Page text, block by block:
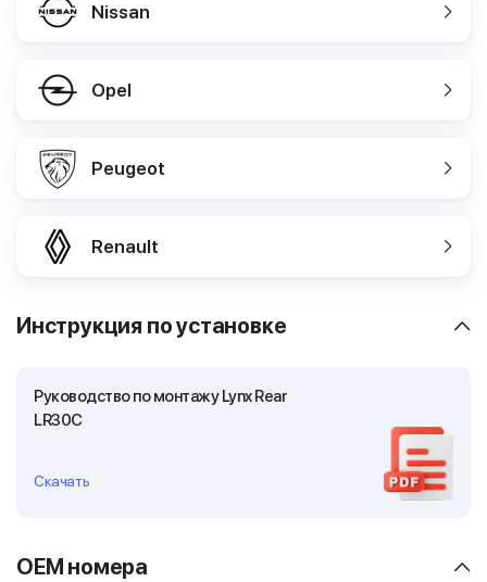
Nissan
Opel
Peugeot
Renault
Инструкция по установке
Руководство по монтажу Lynx Rear
LR30C
Скачать
OEM номера